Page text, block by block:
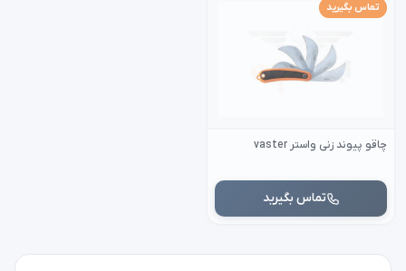
تماس بگیرید
چاقو پیوند زنی واستر vaster
تماس بگیرید